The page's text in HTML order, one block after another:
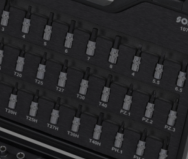
Varumärke Sonic
Fattning 1/4 "
Antal per förpackning